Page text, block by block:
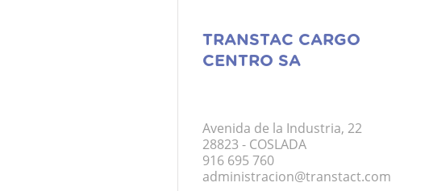
TRANSTAC CARGO
CENTRO SA
Avenida de la Industria, 22
28823 - COSLADA
916 695 760
administracion@transtact.com